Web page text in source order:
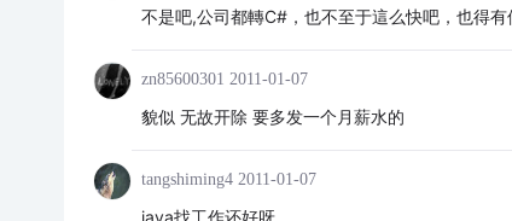
不是吧,公司都轉C#，也不至于這么快吧，也得有
zn85600301 2011-01-07
貌似 无故开除 要多发一个月薪水的
tangshiming4 2011-01-07